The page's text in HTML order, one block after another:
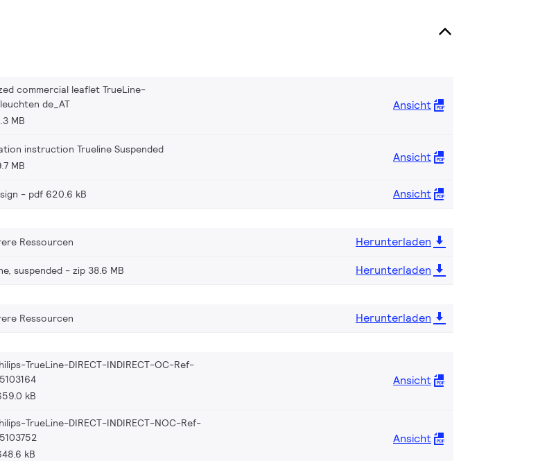
commercial leaflet TrueLine-
de_AT
MB
Ansicht
instruction Trueline Suspended
MB
Ansicht
pdf 620.6 kB Ansicht
Ressourcen
Herunterladen
suspended zip 38.6 MB Herunterladen
Ressourcen Herunterladen
TrueLine-DIRECT-INDIRECT-OC-Ref-
kB
Ansicht
TrueLine-DIRECT-INDIRECT-NOC-Ref-
kB
Ansicht